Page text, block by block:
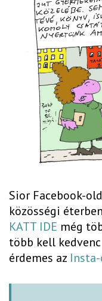
Sior Facebook-
közösségi
KATT IDE még
több kell
érdemes az